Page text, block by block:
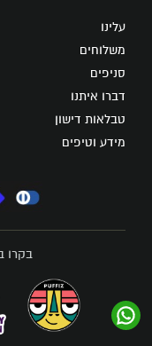
עלינו
משלוחים
סניפים
דברו איתנו
טבלאות דישון
מידע וטיפים
בקרו